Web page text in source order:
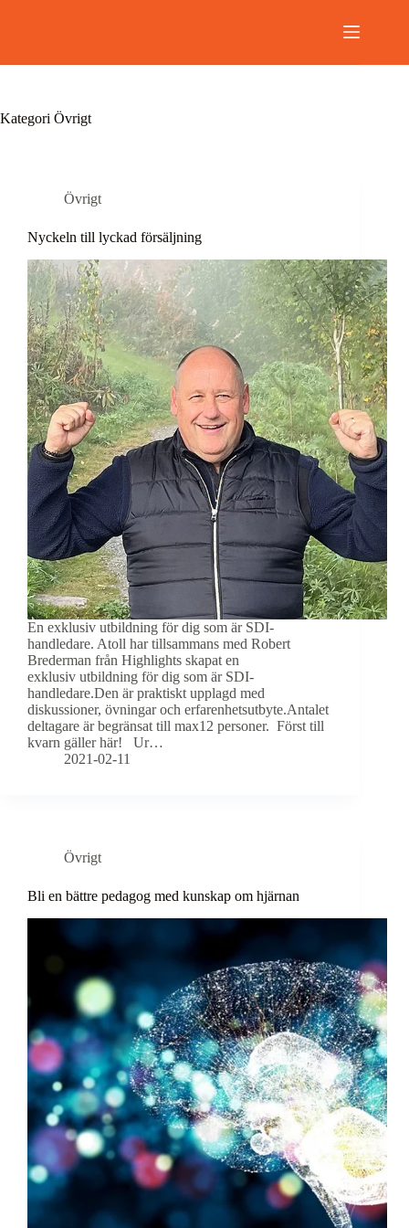
Kategori Övrigt
Övrigt
Nyckeln till lyckad försäljning
En exklusiv utbildning för dig som är SDI-
handledare. Atoll har tillsammans med Robert
Brederman från Highlights skapat en
exklusiv utbildning för dig som är SDI-
handledare.Den är praktiskt upplagd med
diskussioner, övningar och erfarenhetsutbyte.Antalet
deltagare är begränsat till max12 personer. Först till
kvarn gäller här! Ur…
2021-02-11
Övrigt
Bli en bättre pedagog med kunskap om hjärnan